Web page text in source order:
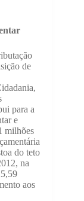
de
para a
e
milhões
do teto
na
aos